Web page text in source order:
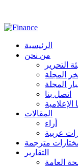
الرئيسية
من نحن
التحرير
المجلة
المجلة
اتصل بنا
الإعلامية
المقالات
أراء
عربية
مترجمة
التقارير
العامة